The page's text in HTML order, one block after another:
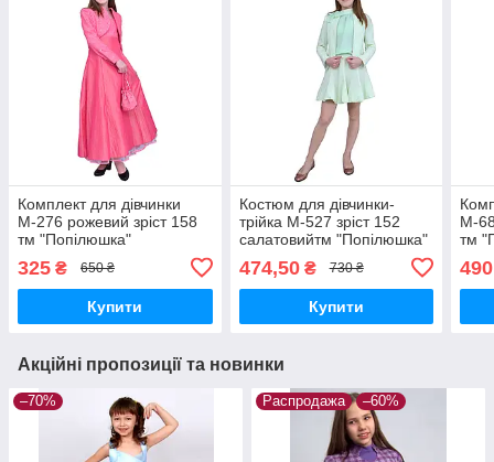
Комплект для дівчинки
М-276 рожевий зріст 158
тм "Попілюшка"
325 ₴ 650 ₴
Купити
Костюм для дівчинки-
трійка М-527 зріст 152
салатовийтм "Попілюшка"
474,50₴ 730 ₴
Купити
М-
тм
490
Акційні пропозиції та новинки
–70% Распродажа –60%